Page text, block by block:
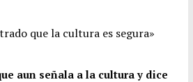
que la cultura es segura»
aun señala a la cultura y dice